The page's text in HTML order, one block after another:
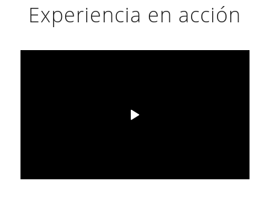
Experiencia en acción